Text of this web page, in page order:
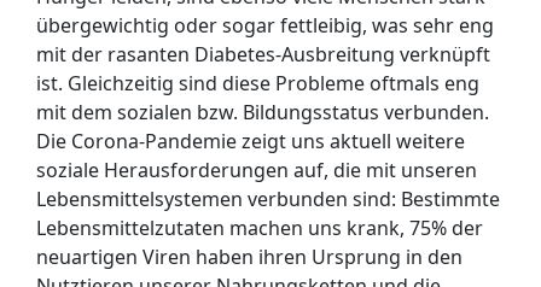
übergewichtig oder sogar fettleibig, was sehr eng
mit der rasanten Diabetes-Ausbreitung verknüpft
ist. Gleichzeitig sind diese Probleme oftmals eng
mit dem sozialen bzw. Bildungsstatus verbunden.
Die Corona-Pandemie zeigt uns aktuell weitere
soziale Herausforderungen auf, die mit unseren
Lebensmittelsystemen verbunden sind: Bestimmte
Lebensmittelzutaten machen uns krank, 75% der
neuartigen Viren haben ihren Ursprung in den